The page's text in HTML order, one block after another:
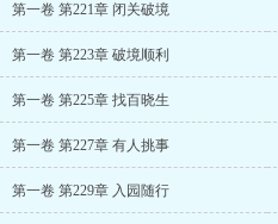
第一卷 第221章 闭关破境
第一卷 第223章 破境顺利
第一卷 第225章 找百晓生
第一卷 第227章 有人挑事
第一卷 第229章 入园随行